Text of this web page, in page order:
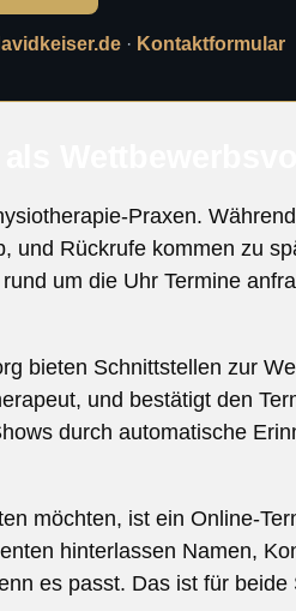
· Kontaktformular
Praxen.
und Rückrufe kommen zu
um die Uhr Termine
bieten Schnittstellen zur
und bestätigt den
durch automatische
möchten, ist ein Online-
hinterlassen Namen,
es passt. Das ist für